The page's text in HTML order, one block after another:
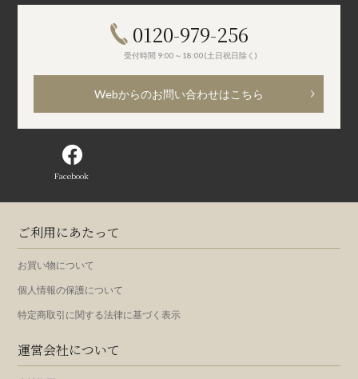
0120-979-256
受付時間 9:00～18:00(土日祝日除く)
Webからのお問い合わせはこちら
Facebook
ご利用にあたって
お買い物について
個人情報の保護について
特定商取引に関する法律に基づく表示
運営会社について